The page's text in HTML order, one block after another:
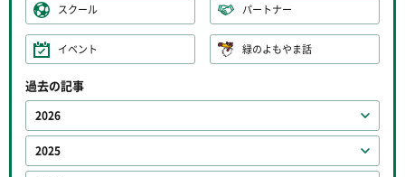
スクール パートナー
イベント 緑のよもやま話
過去の記事
2026
2025